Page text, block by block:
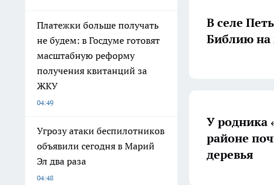
Платежки больше получать
не будем: в Госдуме готовят
масштабную реформу
получения квитанций за
ЖКУ
04:49
Угрозу атаки беспилотников
объявили сегодня в Марий
Эл два раза
04:48
В селе
Библию на
У родника
районе
деревья